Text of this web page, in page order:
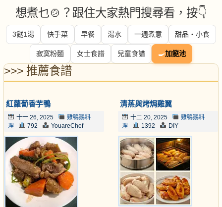
想煮乜🍲？跟住大家熱門搜尋看，按👇
3餸1湯 快手菜 早餐 湯水 一週煮意 甜品・小食
寂寞粉麵 女士食譜 兒童食譜 🍳加餸池
>>> 推薦食譜
紅蘿蔔香芋鴨
十一 26, 2025
雞鴨鵝料
理
792 YouareChef
清蒸與烤焗雞翼
十二 20, 2025
雞鴨鵝料
理
1392 DIY